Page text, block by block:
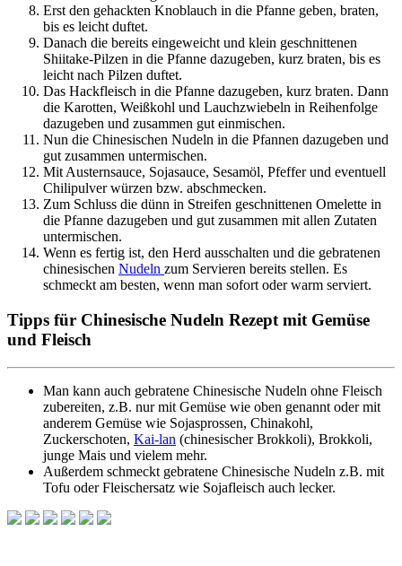
Erst den gehackten Knoblauch in die Pfanne geben, braten,
bis es leicht duftet.
Danach die bereits eingeweicht und klein geschnittenen
Shiitake-Pilzen in die Pfanne dazugeben, kurz braten, bis es
leicht nach Pilzen duftet.
Das Hackfleisch in die Pfanne dazugeben, kurz braten. Dann
die Karotten, Weißkohl und Lauchzwiebeln in Reihenfolge
dazugeben und zusammen gut einmischen.
Nun die Chinesischen Nudeln in die Pfannen dazugeben und
gut zusammen untermischen.
Mit Austernsauce, Sojasauce, Sesamöl, Pfeffer und eventuell
Chilipulver würzen bzw. abschmecken.
Zum Schluss die dünn in Streifen geschnittenen Omelette in
die Pfanne dazugeben und gut zusammen mit allen Zutaten
untermischen.
Wenn es fertig ist, den Herd ausschalten und die gebratenen
chinesischen Nudeln zum Servieren bereits stellen. Es
schmeckt am besten, wenn man sofort oder warm serviert.
Tipps für Chinesische Nudeln Rezept mit Gemüse
und Fleisch
Man kann auch gebratene Chinesische Nudeln ohne Fleisch
zubereiten, z.B. nur mit Gemüse wie oben genannt oder mit
anderem Gemüse wie Sojasprossen, Chinakohl,
Zuckerschoten, Kai-lan (chinesischer Brokkoli), Brokkoli,
junge Mais und vielem mehr.
Außerdem schmeckt gebratene Chinesische Nudeln z.B. mit
Tofu oder Fleischersatz wie Sojafleisch auch lecker.